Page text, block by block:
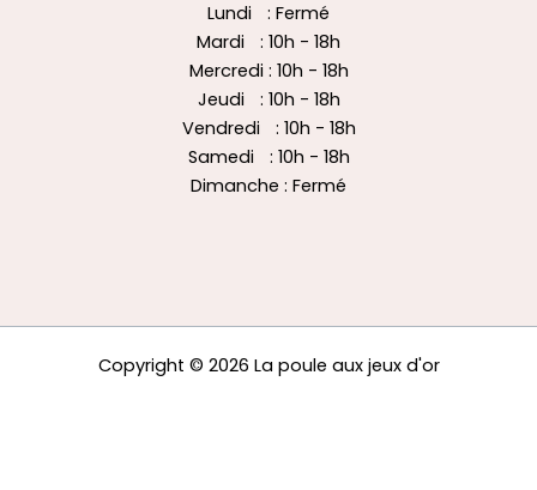
Lundi : Fermé
Mardi : 10h - 18h
Mercredi : 10h - 18h
Jeudi : 10h - 18h
Vendredi : 10h - 18h
Samedi : 10h - 18h
Dimanche : Fermé
Copyright © 2026 La poule aux jeux d'or